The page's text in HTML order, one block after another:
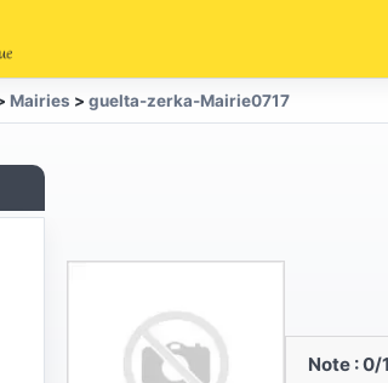
Mairies > guelta-zerka-Mairie0717
Note :0/